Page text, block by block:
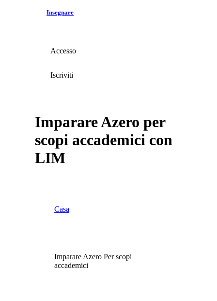
Insegnare
Accesso
Iscriviti
Imparare Azero per
scopi accademici con
LIM
Casa
Imparare Azero Per scopi
accademici